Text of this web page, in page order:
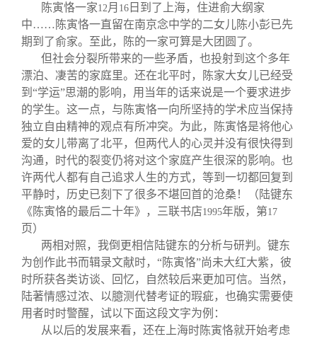
陈寅恪一家12 月 16 日到了上海，住进俞大纲家
中……陈寅恪一直留在南京念中学的二女儿陈小彭已先
期到了俞家。至此，陈的一家可算是大团圆了。
但社会分裂所带来的一些矛盾，也投射到这个多年
漂泊、凄苦的家庭里。还在北平时，陈家大女儿已经受
到“学运”思潮的影响，用当年的话来说是一个要求进步
的学生。这一点，与陈寅恪一向所坚持的学术应当保持
独立自由精神的观点有所冲突。为此，陈寅恪是将他心
爱的女儿带离了北平，但两代人的心灵并没有很快得到
沟通，时代的裂变仍将对这个家庭产生很深的影响。也
许两代人都有自己追求人生的方式，等到一切都回复到
平静时，历史已刻下了很多不堪回首的沧桑！（陆键东
《陈寅恪的最后二十年》，三联书店1995年版，第17
页）
两相对照，我倒更相信陆键东的分析与研判。键东
为创作此书而辑录文献时，“陈寅恪”尚未大红大紫，彼
时所获各类访谈、回忆，自然较后来更加可信。当然，
陆著情感过浓、以臆测代替考证的瑕疵，也确实需要使
用者时时警醒，试以下面这段文字为例：
从以后的发展来看，还在上海时陈寅恪就开始考虑